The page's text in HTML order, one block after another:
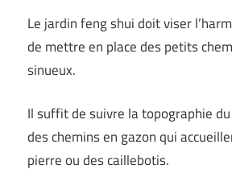
Le jardin feng shui doit viser
de mettre en place des petits
sinueux.
Il suffit de suivre la topographie
des chemins en gazon qui
pierre ou des caillebotis.